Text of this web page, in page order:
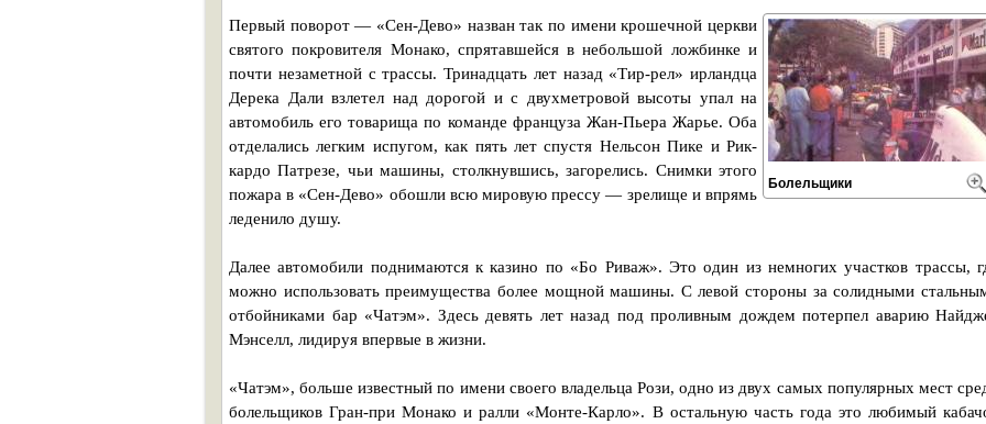
Болельщики
Первый поворот — «Сен-Дево» назван так по имени крошечной церкви
святого покровителя Монако, спрятавшейся в небольшой ложбинке и
почти незаметной с трассы. Тринадцать лет назад «Тир-рел» ирландца
Дерека Дали взлетел над дорогой и с двухметровой высоты упал на
автомобиль его товарища по команде француза Жан-Пьера Жарье. Оба
отделались легким испугом, как пять лет спустя Нельсон Пике и Рик-
кардо Патрезе, чьи машины, столкнувшись, загорелись. Снимки этого
пожара в «Сен-Дево» обошли всю мировую прессу — зрелище и впрямь
леденило душу.
Далее автомобили поднимаются к казино по «Бо Риваж». Это один из немногих участков трассы,
можно использовать преимущества более мощной машины. С левой стороны за солидными
отбойниками бар «Чатэм». Здесь девять лет назад под проливным дождем потерпел аварию
Мэнселл, лидируя впервые в жизни.
«Чатэм», больше известный по имени своего владельца Рози, одно из двух самых популярных мест
болельщиков Гран-при Монако и ралли «Монте-Карло». В остальную часть года это любимый